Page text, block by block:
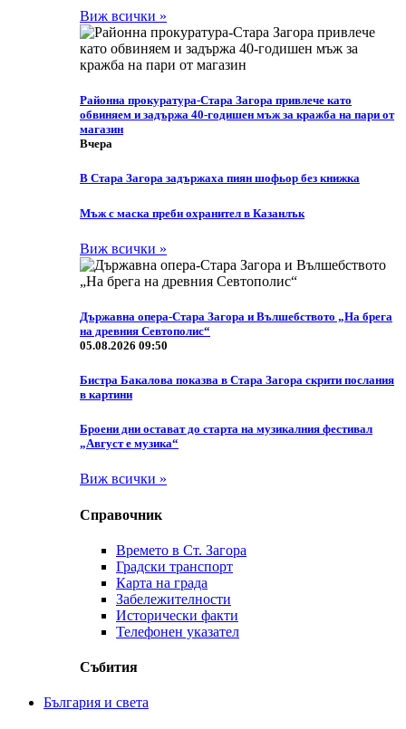
Виж всички »
Районна прокуратура-Стара Загора привлече като
обвиняем и задържа 40-годишен мъж за кражба на пари от
магазин
Вчера
В Стара Загора задържаха пиян шофьор без книжка
Мъж с маска преби охранител в Казанлък
Виж всички »
Държавна опера-Стара Загора и Вълшебството „На брега
на древния Севтополис“
05.08.2026 09:50
Бистра Бакалова показва в Стара Загора скрити послания
в картини
Броени дни остават до старта на музикалния фестивал
„Август е музика“
Виж всички »
Справочник
Времето в Ст. Загора
Градски транспорт
Карта на града
Забележителности
Исторически факти
Телефонен указател
Събития
България и света